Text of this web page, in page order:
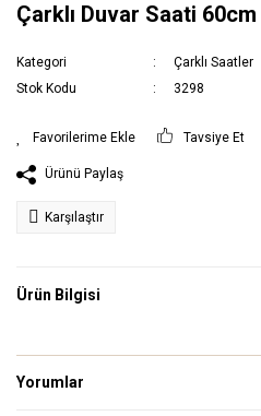
Çarklı Duvar Saati 60cm
Kategori
Çarklı Saatler
Stok Kodu
3298
Tavsiye Et
Ürünü Paylaş
Karşılaştır
Ürün Bilgisi
Yorumlar